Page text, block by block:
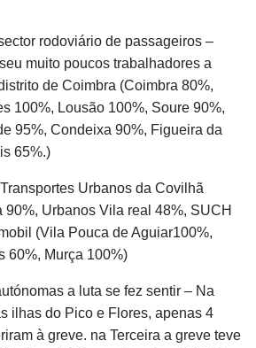
rodoviário de passageiros –
muito poucos trabalhadores a
de Coimbra (Coimbra 80%,
100%, Lousão 100%, Soure 90%,
95%, Condeixa 90%, Figueira da
65%.)
Urbanos da Covilhã
90%, Urbanos Vila real 48%, SUCH
(Vila Pouca de Aguiar100%,
60%, Murça 100%)
a luta se fez sentir – Na
ilhas do Pico e Flores, apenas 4
à greve. na Terceira a greve teve